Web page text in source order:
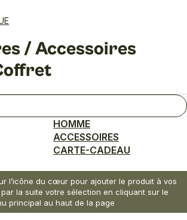
/ Accessoires
HOMME
ACCESSOIRES
CARTE-CADEAU
l’icône du cœur pour ajouter le produit à vos
la suite votre sélection en cliquant sur le
principal au haut de la page